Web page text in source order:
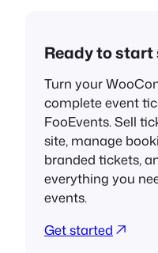
Ready to
Turn your
complete event
FooEvents. Sell
site, manage
branded tickets,
everything you
events.
Get started